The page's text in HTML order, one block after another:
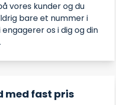
vores kunder og du
bare et nummer i
os i dig og din
med fast pris